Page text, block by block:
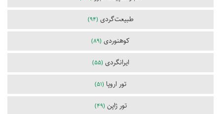
طبیعت‌گردی (94)
کوهنوردی (89)
ایرانگردی (55)
تور اروپا (51)
تور ژاپن (49)